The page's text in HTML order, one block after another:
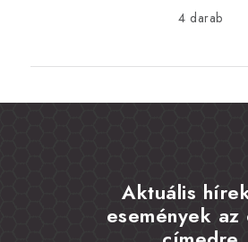
4 darab
Aktuális
események az